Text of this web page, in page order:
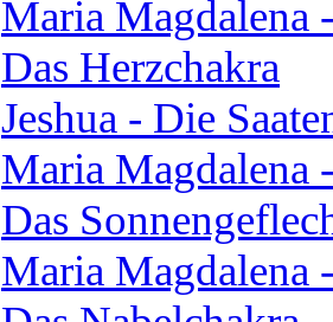
Maria Magdalena
Das Herzchakra
Jeshua - Die
Maria Magdalena
Das
Maria Magdalena